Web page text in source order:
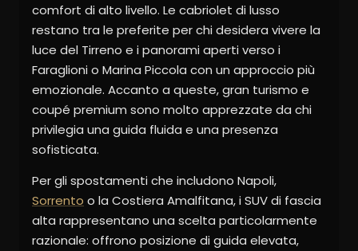
comfort di alto livello. Le cabriolet di lusso
restano tra le preferite per chi desidera vivere la
luce del Tirreno e i panorami aperti verso i
Faraglioni o Marina Piccola con un approccio più
emozionale. Accanto a queste, gran turismo e
coupé premium sono molto apprezzate da chi
privilegia una guida fluida e una presenza
sofisticata.
Per gli spostamenti che includono Napoli,
Sorrento o la Costiera Amalfitana, i SUV di fascia
alta rappresentano una scelta particolarmente
razionale: offrono posizione di guida elevata,